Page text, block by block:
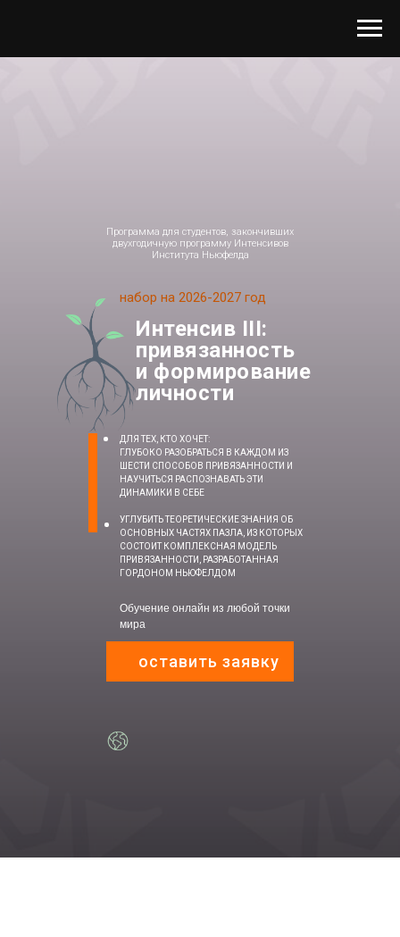
Интенсив III:
привязанность
и формирование
личности
Программа для студентов, закончивших
двухгодичную программу Интенсивов
Института Ньюфелда
Обучение онлайн из любой точки
мира
оставить заявку
ДЛЯ ТЕХ, КТО ХОЧЕТ:
ГЛУБОКО РАЗОБРАТЬСЯ В КАЖДОМ ИЗ
ШЕСТИ СПОСОБОВ ПРИВЯЗАННОСТИ И
НАУЧИТЬСЯ РАСПОЗНАВАТЬ ЭТИ
ДИНАМИКИ В СЕБЕ
УГЛУБИТЬ ТЕОРЕТИЧЕСКИЕ ЗНАНИЯ ОБ
ОСНОВНЫХ ЧАСТЯХ ПАЗЛА, ИЗ КОТОРЫХ
СОСТОИТ КОМПЛЕКСНАЯ МОДЕЛЬ
ПРИВЯЗАННОСТИ, РАЗРАБОТАННАЯ
ГОРДОНОМ НЬЮФЕЛДОМ
набор на 2026-2027 год